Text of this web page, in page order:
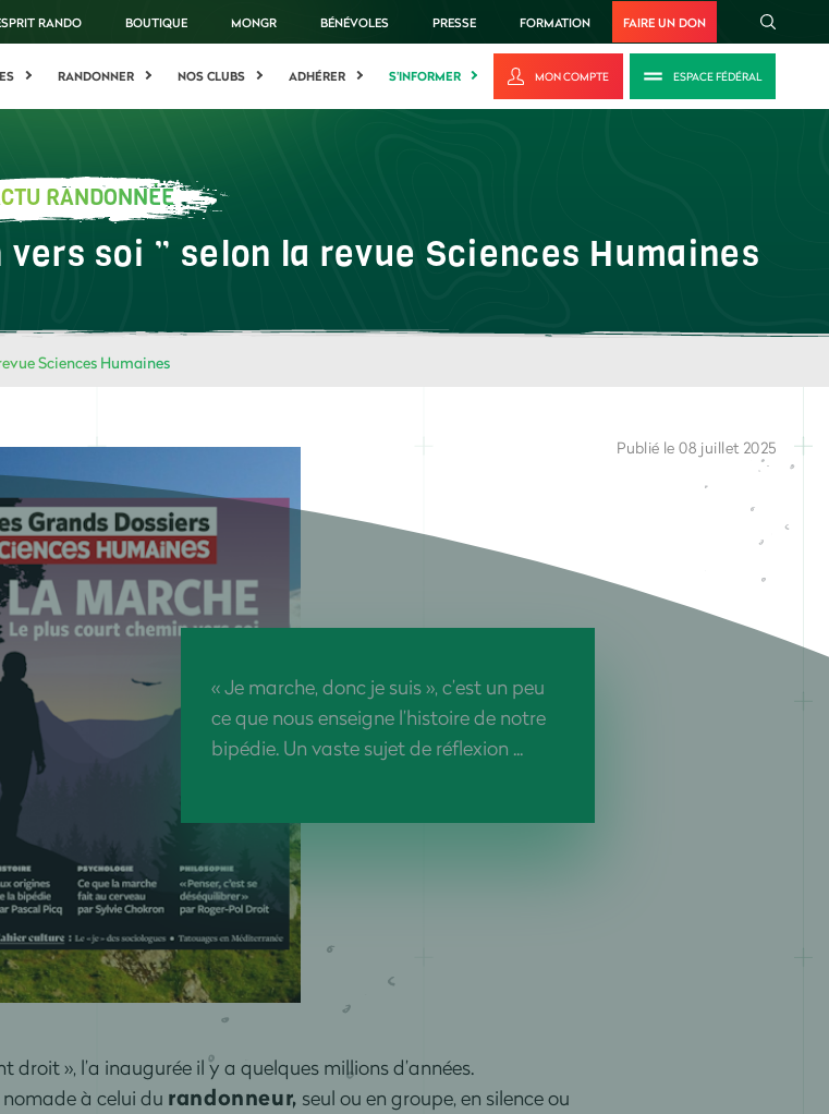
RANDO BOUTIQUE MONGR BÉNÉVOLES PRESSE FORMATION FAIRE UN DON
RANDONNER NOS CLUBS ADHÉRER S'INFORMER MON COMPTE ESPACE FÉDÉRAL
RANDONNÉE
soi ” selon la revue Sciences Humaines
Sciences Humaines
« Je marche, donc je suis », c’est un peu
ce que nous enseigne l’histoire de notre
bipédie.Un vaste sujet de réflexion ...
Publié le 08 juillet 2025
droit », l’a inaugurée il y a quelques millions d’années.
à celui du randonneur, seul ou en groupe, en silence ou